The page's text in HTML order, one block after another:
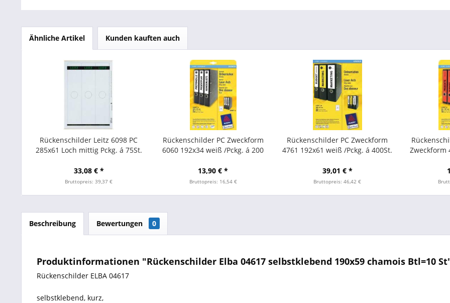
Ähnliche Artikel Kunden kauften auch
Rückenschilder Leitz 6098 PC
285x61 Loch mittig Pckg. á 75St.
33,08 € *
Bruttopreis: 39,37 €
Rückenschilder PC Zweckform
6060 192x34 weiß /Pckg. á 200
13,90 € *
Bruttopreis: 16,54 €
Rückenschilder PC Zweckform
4761 192x61 weiß /Pckg. á 400St.
39,01 € *
Bruttopreis: 46,42 €
Zweckform
Beschreibung Bewertungen 0
Produktinformationen "Rückenschilder Elba 04617 selbstklebend 190x59 chamois Btl=10
Rückenschilder ELBA 04617
selbstklebend, kurz,